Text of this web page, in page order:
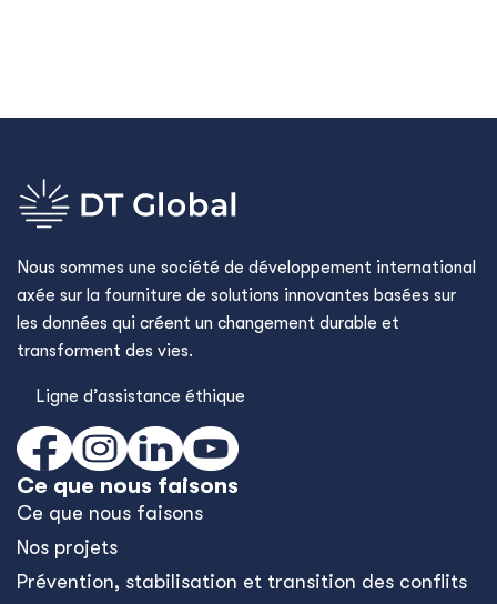
Nous sommes une société de développement international
axée sur la fourniture de solutions innovantes basées sur
les données qui créent un changement durable et
transforment des vies.
Ligne d’assistance éthique
Ce que nous faisons
Ce que nous faisons
Nos projets
Prévention, stabilisation et transition des conflits